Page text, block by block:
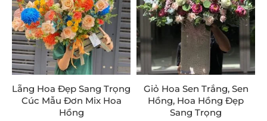
Lẵng Hoa Đẹp Sang Trọng
Cúc Mẫu Đơn Mix Hoa
Hồng
Giỏ Hoa Sen Trắng, Sen
Hồng, Hoa Hồng Đẹp
Sang Trọng